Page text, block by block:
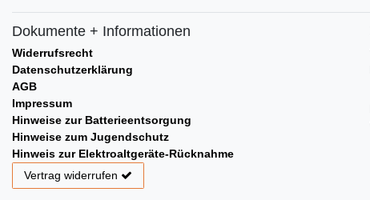
Dokumente + Informationen
Widerrufsrecht
Datenschutzerklärung
AGB
Impressum
Hinweise zur Batterieentsorgung
Hinweise zum Jugendschutz
Hinweis zur Elektroaltgeräte-Rücknahme
Vertrag widerrufen